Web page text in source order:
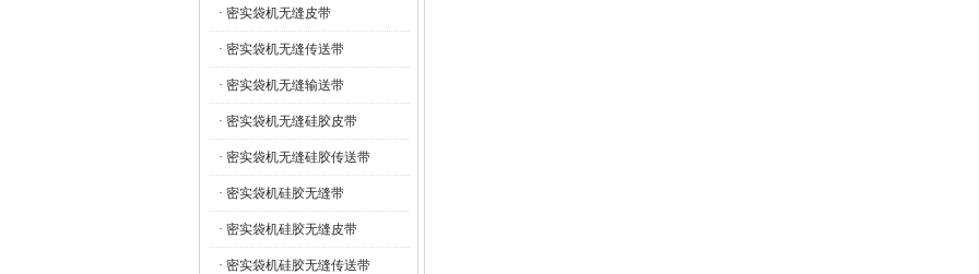
· 密实袋机无缝皮带
· 密实袋机无缝传送带
· 密实袋机无缝输送带
· 密实袋机无缝硅胶皮带
· 密实袋机无缝硅胶传送带
· 密实袋机硅胶无缝带
· 密实袋机硅胶无缝皮带
· 密实袋机硅胶无缝传送带